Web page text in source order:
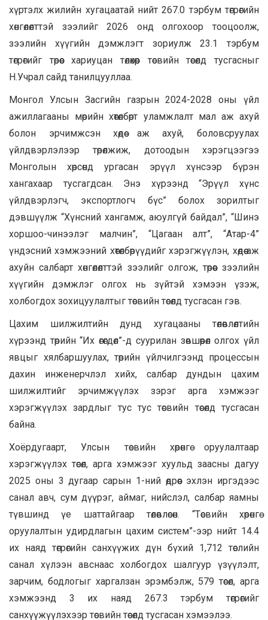
хүртэлх жилийн хугацаатай нийт 267.0 тэрбум төгрөгийн
хөнгөлөлттэй зээлийг 2026 онд олгохоор тооцоолж,
зээлийн хүүгийн дэмжлэгт зориулж 23.1 тэрбум
төгрөгийг төрөөс хариуцан төлөхөөр төсвийн төсөлд тусгасныг
Н.Учрал сайд танилцууллаа.
Монгол Улсын Засгийн газрын 2024-2028 оны үйл
ажиллагааны мөрийн хөтөлбөрт уламжлалт мал аж ахуй
болон эрчимжсэн хөдөө аж ахуй, боловсруулах
үйлдвэрлэлээр төрөлжиж, дотоодын хэрэгцээгээ
Монголын хөрсөнд ургасан эрүүл хүнсээр бүрэн
хангахаар тусгагдсан. Энэ хүрээнд “Эрүүл хүнс
үйлдвэрлэгч, экспортлогч бүс” болох зорилтыг
дэвшүүлж “Хүнсний хангамж, аюулгүй байдал”, “Шинэ
хоршоо-чинээлэг малчин”, “Цагаан алт”, “Атар-4”
үндэсний хэмжээний хөтөлбөрүүдийг хэрэгжүүлэн, хөдөө аж
ахуйн салбарт хөнгөлөлттэй зээлийг олгож, төрөөс зээлийн
хүүгийн дэмжлэг олгох нь зүйтэй хэмээн үзэж,
холбогдох зохицуулалтыг төсвийн төсөлд тусгасан гэв.
Цахим шилжилтийн дунд хугацааны төлөвлөлтийн
хүрээнд төрийн “Их өгөгдөл”-д суурилан зөвшөөрөл олгох үйл
явцыг хялбаршуулах, төрийн үйлчилгээнд процессын
дахин инженерчлэл хийх, салбар дундын цахим
шилжилтийг эрчимжүүлэх зэрэг арга хэмжээг
хэрэгжүүлэх зардлыг тус тус төсвийн төсөлд тусгасан
байна.
Хоёрдугаарт, Улсын төсвийн хөрөнгө оруулалтаар
хэрэгжүүлэх төсөл, арга хэмжээг хуульд заасны дагуу
2025 оны 3 дугаар сарын 1-ний өдрөөс эхлэн иргэдээс
санал авч, сум дүүрэг, аймаг, нийслэл, салбар яамны
түвшинд үе шаттайгаар төлөвлөсөн. “Төсвийн хөрөнгө
оруулалтын удирдлагын цахим систем”-ээр нийт 14.4
их наяд төгрөгийн санхүүжих дүн бүхий 1,712 төслийн
санал хүлээн авснаас холбогдох шалгуур үзүүлэлт,
зарчим, бодлогыг харгалзан эрэмбэлж, 579 төсөл, арга
хэмжээнд 3 их наяд 267.3 тэрбум төгрөгийг
санхүүжүүлэхээр төсвийн төсөлд тусгасан хэмээлээ.